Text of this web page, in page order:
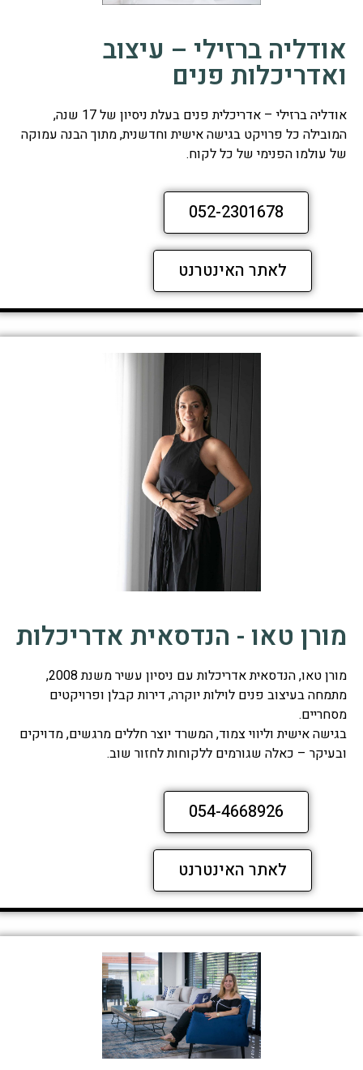
אודליה ברזילי – עיצוב
ואדריכלות פנים
אודליה ברזילי – אדריכלית פנים בעלת ניסיון של 17 שנה,
המובילה כל פרויקט בגישה אישית וחדשנית, מתוך הבנה עמוקה
של עולמו הפנימי של כל לקוח.
052-2301678
לאתר האינטרנט
מורן טאו - הנדסאית אדריכלות
מורן טאו, הנדסאית אדריכלות עם ניסיון עשיר משנת 2008,
מתמחה בעיצוב פנים לוילות יוקרה, דירות קבלן ופרויקטים
מסחריים.
בגישה אישית וליווי צמוד, המשרד יוצר חללים מרגשים, מדויקים
ובעיקר – כאלה שגורמים ללקוחות לחזור שוב.
054-4668926
לאתר האינטרנט